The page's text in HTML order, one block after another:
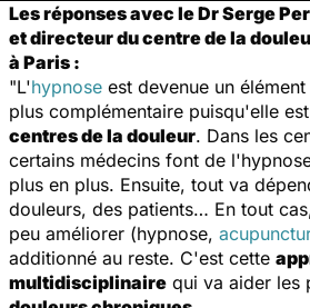
Les réponses avec le Dr Serge
et directeur du centre de la
à Paris :
"L'hypnose est devenue un
plus complémentaire puisqu'elle
centres de la douleur. Dans les
certains médecins font de
plus en plus. Ensuite, tout va
douleurs, des patients… En tout
peu améliorer (hypnose,
additionné au reste. C'est cette
multidisciplinaire qui va aider les